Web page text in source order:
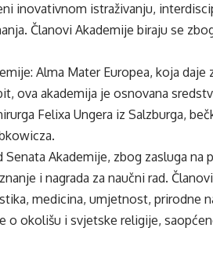
inovativnom istraživanju,
Članovi Akademije biraju se
Alma Mater Europea, koja daje
ova akademija je osnovana
Felixa Ungera iz Salzburga,
Akademije, zbog zasluga na
i nagrada za naučni rad.
medicina, umjetnost, prirodne
o okolišu i svjetske religije,